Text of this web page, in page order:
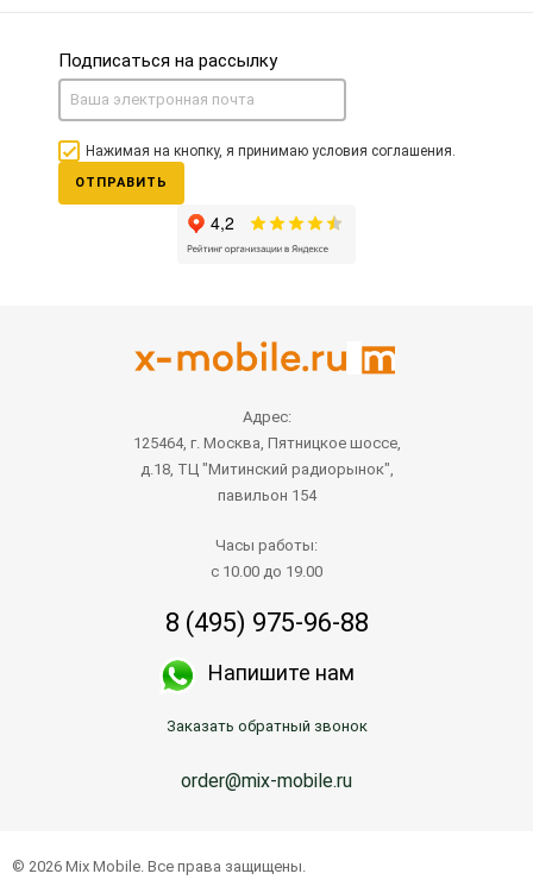
Подписаться на рассылку
Нажимая на кнопку, я принимаю условия соглашения.
ОТПРАВИТЬ
Адрес:
125464, г. Москва, Пятницкое шоссе,
д.18, ТЦ "Митинский радиорынок",
павильон 154
Часы работы:
с 10.00 до 19.00
8 (495) 975-96-88
Напишите нам
Заказать обратный звонок
order@mix-mobile.ru
© 2026 Mix Mobile. Все права защищены.